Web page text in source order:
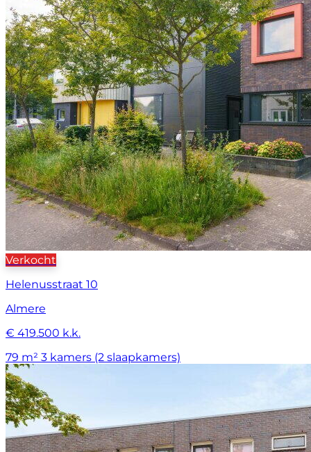
Verkocht
Helenusstraat 10
Almere
€ 419.500 k.k.
79 m² 3 kamers (2 slaapkamers)